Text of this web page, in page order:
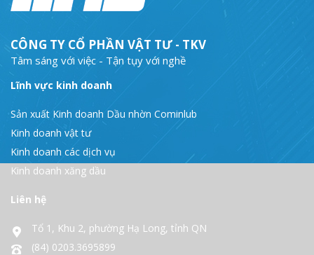
CÔNG TY CỔ PHẦN VẬT TƯ - TKV
Tâm sáng với việc - Tận tụy với nghề
Lĩnh vực kinh doanh
Sản xuất Kinh doanh Dầu nhờn Cominlub
Kinh doanh vật tư
Kinh doanh các dịch vụ
Kinh doanh xăng dầu
Liên hệ
Tổ 1, Khu 2, phường Hạ Long, tỉnh QN
(84) 0203.3695899